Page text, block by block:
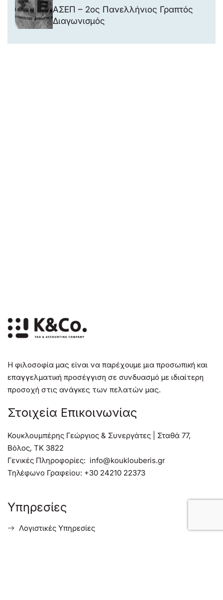
ΑΣΕΠ – 2ος Πανελλήνιος Γραπτός
Διαγωνισμός
Η φιλοσοφία μας είναι να παρέχουμε μια προσωπική και
επαγγελματική προσέγγιση σε συνδυασμό με ιδιαίτερη
προσοχή στις ανάγκες των πελατών μας.
Στοιχεία Επικοινωνίας
Κουκλουμπέρης Γεώργιος & Συνεργάτες | Σταθά 77,
Βόλος, TK 3822
Γενικές Πληροφορίες: info@kouklouberis.gr
Τηλέφωνο Γραφείου: +30 24210 22373
Υπηρεσίες
Λογιστικές Υπηρεσίες